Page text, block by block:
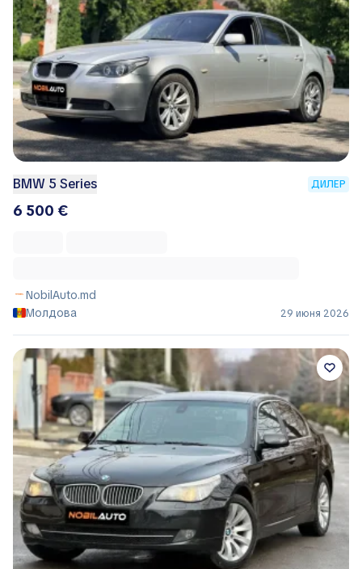
BMW 5 Series ДИЛЕР
6 500 €
NobilAuto.md
Молдова
29 июня 2026